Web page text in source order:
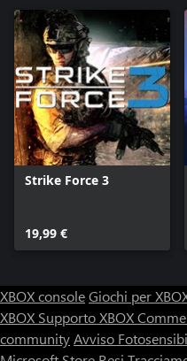
Strike Force 3
19,99 €
XBOX consoleGiochi per
XBOX Supporto XBOX
communityAvviso